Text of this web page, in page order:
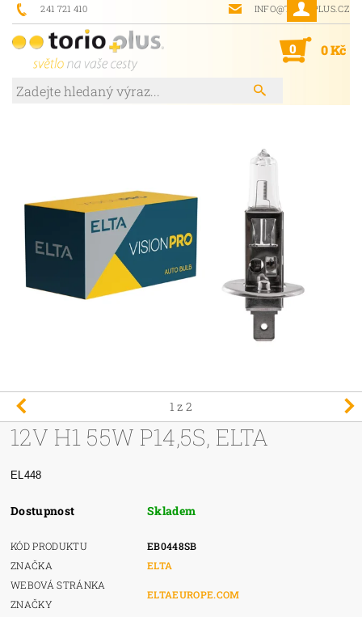
241 721 410 INFO@TORIOPLUS.CZ
0 0 Kč
1 z 2
12V H1 55W P14,5S, ELTA
EL448
Dostupnost Skladem
KÓD PRODUKTU
EB0448SB
ZNAČKA
ELTA
WEBOVÁ STRÁNKA
ZNAČKY
ELTAEUROPE.COM